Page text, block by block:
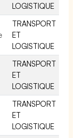
LOGISTIQUE
TRANSPORT
ET
LOGISTIQUE
TRANSPORT
ET
LOGISTIQUE
TRANSPORT
ET
LOGISTIQUE